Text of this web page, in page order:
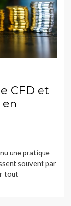
CFD et
une pratique
souvent par
tout